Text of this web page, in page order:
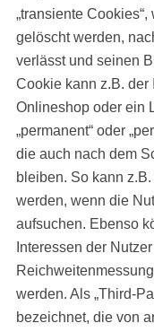
„transiente
gelöscht werden,
verlässt und seinen
Cookie kann z.B. der
Onlineshop oder ein
„permanent“ oder
die auch nach dem
bleiben. So kann
werden, wenn die
aufsuchen. Ebenso
Interessen der
werden. Als „Third-
bezeichnet, die von